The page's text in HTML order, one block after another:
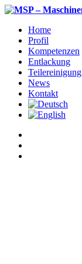
Home
Profil
Kompetenzen
Entlackung
Teilereinigung
News
Kontakt